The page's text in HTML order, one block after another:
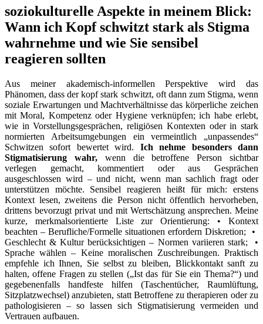
soziokulturelle Aspekte in meinem Blick:
Wann ich Kopf schwitzt ‌stark als Stigma
wahrnehme und wie Sie sensibel
⁣reagieren sollten
Aus meiner akademisch-informellen Perspektive wird das
Phänomen,‌ dass⁢ der kopf stark schwitzt, oft dann zum Stigma,​ wenn
soziale Erwartungen und Machtverhältnisse das körperliche zeichen
mit Moral, Kompetenz oder Hygiene⁣ verknüpfen; ich habe erlebt,
wie⁤ in Vorstellungsgesprächen, religiösen Kontexten oder in stark
normierten Arbeitsumgebungen ein vermeintlich „unpassendes“
Schwitzen sofort bewertet wird. Ich nehme besonders dann
Stigmatisierung ‍wahr,wenn die betroffene ​Person sichtbar
verlegen gemacht, kommentiert oder aus Gesprächen
ausgeschlossen wird – und nicht, wenn man sachlich fragt oder
unterstützen möchte. Sensibel reagieren heißt für mich: erstens
Kontext ⁢lesen, zweitens die Person nicht öffentlich ⁤hervorheben,
drittens bevorzugt privat und mit Wertschätzung ansprechen. Meine
kurze, merkmalsorientierte Liste ‌zur Orientierung: • Kontext
beachten – Berufliche/Formelle situationen erfordern Diskretion;  • ​
Geschlecht & Kultur berücksichtigen – Normen variieren stark;  •
Sprache wählen – Keine moralischen Zuschreibungen. Praktisch
empfehle ich‌ Ihnen, Sie selbst zu bleiben, Blickkontakt sanft zu
halten, offene Fragen zu stellen („Ist das für Sie ein Thema?“) und
gegebenenfalls handfeste hilfen (Taschentücher, Raumlüftung,
Sitzplatzwechsel) anzubieten, statt Betroffene zu therapieren oder zu
pathologisieren – so lassen sich Stigmatisierung⁤ vermeiden und
Vertrauen aufbauen.